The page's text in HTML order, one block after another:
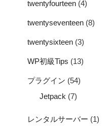
twentyfourteen (4)
twentyseventeen (8)
twentysixteen (3)
WP初級Tips (13)
プラグイン (54)
Jetpack (7)
レンタルサーバー (1)